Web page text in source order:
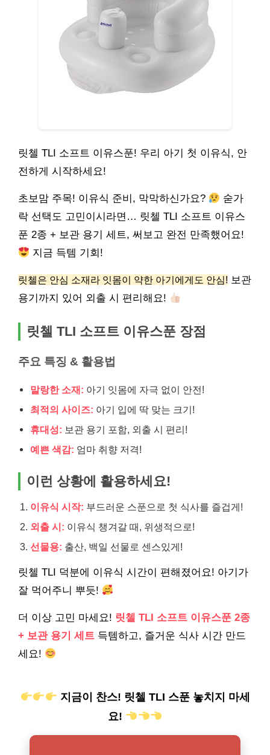
릿첼 TLI 소프트 이유스푼! 우리 아기 첫 이유식, 안
전하게 시작하세요!
초보맘 주목! 이유식 준비, 막막하신가요?
숟가
락 선택도 고민이시라면… 릿첼 TLI 소프트 이유스
푼 2종 + 보관 용기 세트, 써보고 완전 만족했어요!
지금 득템 기회!
릿첼은 안심 소재라 잇몸이 약한 아기에게도 안심! 보관
용기까지 있어 외출 시 편리해요!
릿첼 TLI 소프트 이유스푼 장점
주요 특징 & 활용법
말랑한 소재: 아기 잇몸에 자극 없이 안전!
최적의 사이즈: 아기 입에 딱 맞는 크기!
휴대성: 보관 용기 포함, 외출 시 편리!
예쁜 색감: 엄마 취향 저격!
이런 상황에 활용하세요!
이유식 시작: 부드러운 스푼으로 첫 식사를 즐겁게!
외출 시: 이유식 챙겨갈 때, 위생적으로!
선물용: 출산, 백일 선물로 센스있게!
릿첼 TLI 덕분에 이유식 시간이 편해졌어요! 아기가
잘 먹어주니 뿌듯!
더 이상 고민 마세요! 릿첼 TLI 소프트 이유스푼 2종
+ 보관 용기 세트 득템하고, 즐거운 식사 시간 만드
세요!
지금이 찬스! 릿첼 TLI 스푼 놓치지 마세
요!